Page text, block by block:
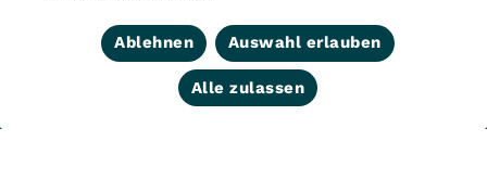
VITREA Deutschland
VITREA
Ablehnen Auswahl erlauben
Alle zulassen